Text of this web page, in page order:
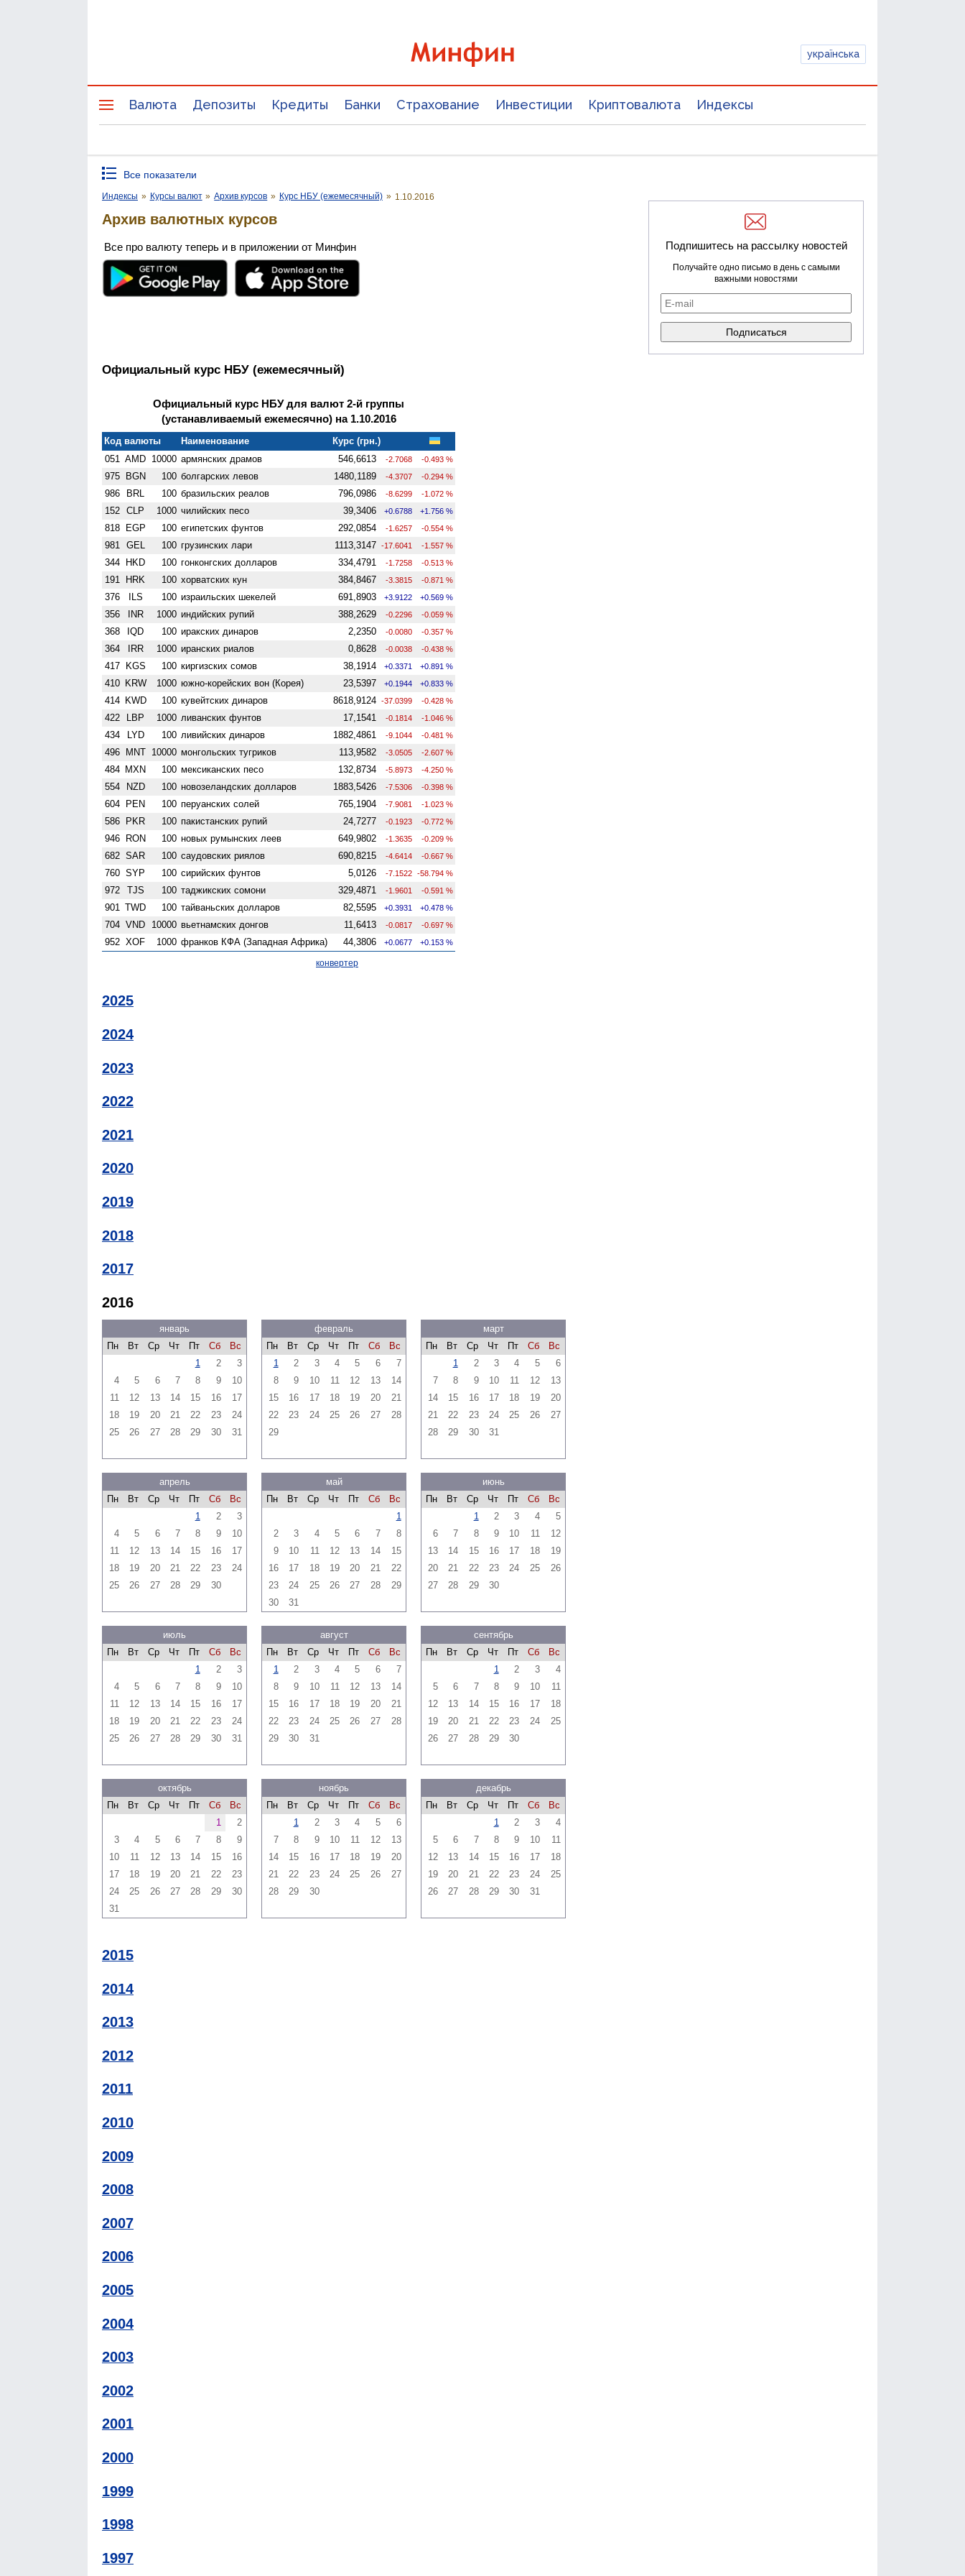
українська
Валюта Депозиты Кредиты Банки Страхование Инвестиции Криптовалюта Индексы
Все показатели
Индексы » Курсы валют » Архив курсов » Курс НБУ (ежемесячный) » 1.10.2016
Архив валютных курсов
Все про валюту теперь и в приложении от Минфин
Официальный курс НБУ (ежемесячный)
Официальный курс НБУ для валют 2-й группы
(устанавливаемый ежемесячно) на 1.10.2016
Код валюты Наименование
Курс (грн.)
051
AMD 10000 армянских драмов 546,6613 -2.7068 -0.493 %
975 BGN 100 болгарских левов 1480,1189 -4.3707 -0.294 %
986 BRL 100 бразильских реалов 796,0986 -8.6299 -1.072 %
152 CLP 1000 чилийских песо 39,3406 +0.6788 +1.756 %
818 EGP 100 египетских фунтов 292,0854 -1.6257 -0.554 %
981 GEL 100 грузинских лари 1113,3147 -17.6041 -1.557 %
344 HKD 100 гонконгских долларов 334,4791 -1.7258 -0.513 %
191 HRK 100 хорватских кун 384,8467 -3.3815 -0.871 %
376 ILS 100 израильских шекелей 691,8903 +3.9122 +0.569 %
356 INR 1000 индийских рупий 388,2629 -0.2296 -0.059 %
368 IQD 100 иракских динаров 2,2350 -0.0080 -0.357 %
364 IRR 1000 иранских риалов 0,8628 -0.0038 -0.438 %
417 KGS 100 киргизских сомов 38,1914 +0.3371 +0.891 %
410 KRW 1000 южно-корейских вон (Корея) 23,5397 +0.1944 +0.833 %
414 KWD 100 кувейтских динаров 8618,9124 -37.0399 -0.428 %
422 LBP 1000 ливанских фунтов 17,1541 -0.1814 -1.046 %
434 LYD 100 ливийских динаров 1882,4861 -9.1044 -0.481 %
496 MNT 10000 монгольских тугриков 113,9582 -3.0505 -2.607 %
484 MXN 100 мексиканских песо 132,8734 -5.8973 -4.250 %
554 NZD 100 ново­зеландских долларов 1883,5426 -7.5306 -0.398 %
604 PEN 100 перуанских солей 765,1904 -7.9081 -1.023 %
586 PKR 100 пакистанских рупий 24,7277 -0.1923 -0.772 %
946 RON 100 новых румынских леев 649,9802 -1.3635 -0.209 %
682 SAR 100 саудовских риялов 690,8215 -4.6414 -0.667 %
760 SYP 100 сирийских фунтов 5,0126 -7.1522 -58.794 %
972 TJS 100 таджикских сомони 329,4871 -1.9601 -0.591 %
901 TWD 100 тайваньских долларов 82,5595 +0.3931 +0.478 %
704 VND 10000 вьетнамских донгов 11,6413 -0.0817 -0.697 %
952 XOF 1000 франков КФА (Западная Африка) 44,3806 +0.0677 +0.153 %
конвертер
2025
2024
2023
2022
2021
2020
2019
2018
2017
2016
январь
Пн
Вт Ср Чт Пт Сб
Вс
1
2
3
4
5 6 7 8 9
10
11
12 13 14 15 16
17
18
19 20 21 22 23
24
25
26 27 28 29 30 31
февраль
Пн
Вт Ср Чт Пт Сб
Вс
1
2 3 4 5 6
7
8
9 10 11 12 13
14
15
16 17 18 19 20
21
22
23 24 25 26 27
28
29
март
Пн
Вт Ср Чт Пт Сб
Вс
1
2 3 4 5
6
7
8 9 10 11 12
13
14
15 16 17 18 19
20
21
22 23 24 25 26
27
28
29 30 31
апрель
Пн
Вт Ср Чт Пт Сб
Вс
1
2
3
4
5 6 7 8 9
10
11
12 13 14 15 16
17
18
19 20 21 22 23
24
25
26 27 28 29 30
май
Пн
Вт Ср Чт Пт Сб
Вс
1
2
3 4 5 6 7
8
9
10 11 12 13 14
15
16
17 18 19 20 21
22
23
24 25 26 27 28
29
30
31
июнь
Пн
Вт Ср Чт Пт Сб
Вс
1
2 3 4
5
6
7 8 9 10 11
12
13
14 15 16 17 18
19
20
21 22 23 24 25
26
27
28 29 30
июль
Пн
Вт Ср Чт Пт Сб
Вс
1
2
3
4
5 6 7 8 9
10
11
12 13 14 15 16
17
18
19 20 21 22 23
24
25
26 27 28 29 30 31
август
Пн
Вт Ср Чт Пт Сб
Вс
1
2 3 4 5 6
7
8
9 10 11 12 13
14
15
16 17 18 19 20
21
22
23 24 25 26 27
28
29
30 31
сентябрь
Пн
Вт Ср Чт Пт Сб
Вс
1
2 3
4
5
6 7 8 9 10
11
12
13 14 15 16 17
18
19
20 21 22 23 24
25
26
27 28 29 30
октябрь
Пн
Вт Ср Чт Пт Сб
Вс
1
2
3
4 5 6 7 8
9
10
11 12 13 14 15
16
17
18 19 20 21 22
23
24
25 26 27 28 29
30
31
ноябрь
Пн
Вт Ср Чт Пт Сб
Вс
1
2 3 4 5
6
7
8 9 10 11 12
13
14
15 16 17 18 19
20
21
22 23 24 25 26
27
28
29 30
декабрь
Пн
Вт Ср Чт Пт Сб
Вс
1
2 3
4
5
6 7 8 9 10
11
12
13 14 15 16 17
18
19
20 21 22 23 24
25
26
27 28 29 30 31
2015
2014
2013
2012
2011
2010
2009
2008
2007
2006
2005
2004
2003
2002
2001
2000
1999
1998
1997
Подпишитесь на рассылку новостей
Получайте одно письмо в день с самыми
важными новостями